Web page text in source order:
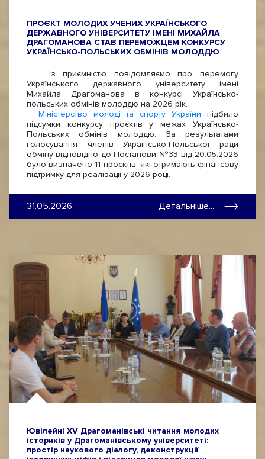
ПРОЄКТ МОЛОДИХ УЧЕНИХ УКРАЇНСЬКОГО
ДЕРЖАВНОГО УНІВЕРСИТЕТУ ІМЕНІ МИХАЙЛА
ДРАГОМАНОВА СТАВ ПЕРЕМОЖЦЕМ КОНКУРСУ
УКРАЇНСЬКО-ПОЛЬСЬКИХ ОБМІНІВ МОЛОДДЮ
Із приємністю повідомляємо про перемогу
Українського державного університету імені
Михайла Драгоманова в конкурсі Українсько-
польських обмінів молоддю на 2026 рік.
Міністерство молоді та спорту України підбило
підсумки конкурсу проєктів у межах Українсько-
Польських обмінів молоддю. За результатами
голосування членів Українсько-Польської ради
обміну відповідно до Постанови №33 від 20.05.2026
було визначено 11 проєктів, які отримають фінансову
підтримку для реалізації у 2026 році.
31.05.2026 Детальніше...
Ювілейні ХV Драгоманівські читання молодих
істориків у Драгоманівському університеті:
простір наукового діалогу, деконструкції